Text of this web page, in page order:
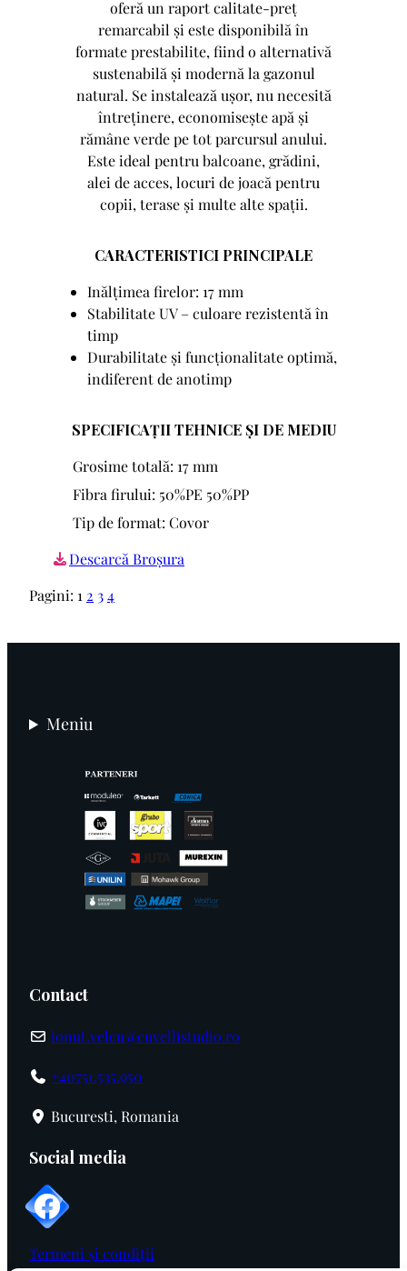
oferă un raport calitate-preț
remarcabil și este disponibilă în
formate prestabilite, fiind o alternativă
sustenabilă și modernă la gazonul
natural. Se instalează ușor, nu necesită
întreținere, economisește apă și
rămâne verde pe tot parcursul anului.
Este ideal pentru balcoane, grădini,
alei de acces, locuri de joacă pentru
copii, terase și multe alte spații.
CARACTERISTICI PRINCIPALE
Inălțimea firelor: 17 mm
Stabilitate UV – culoare rezistentă în
timp
Durabilitate și funcționalitate optimă,
indiferent de anotimp
SPECIFICAȚII TEHNICE ȘI DE MEDIU
Grosime totală: 17 mm
Fibra firului: 50%PE 50%PP
Tip de format: Covor
Descarcă Broșura
Pagini: 1 2 34
Meniu
Contact
ionut.velcu@cuvellistudio.ro
+40751.535.950
Bucuresti, Romania
Social media
Termeni și condiții